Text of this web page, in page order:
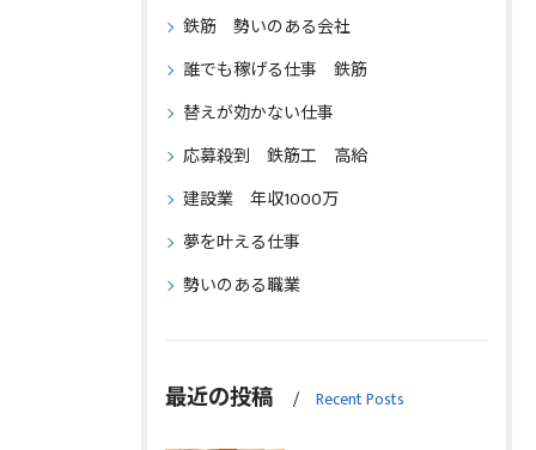
鉄筋 勢いのある会社
誰でも稼げる仕事 鉄筋
替えが効かない仕事
応募殺到 鉄筋工 高給
建設業 年収1000万
夢を叶える仕事
勢いのある職業
最近の投稿 Recent Posts